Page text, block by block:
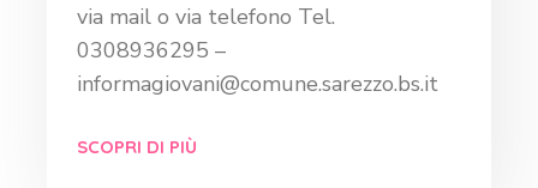
via mail o via telefono Tel.
0308936295 –
informagiovani@comune.sarezzo.bs.it
SCOPRI DI PIÙ